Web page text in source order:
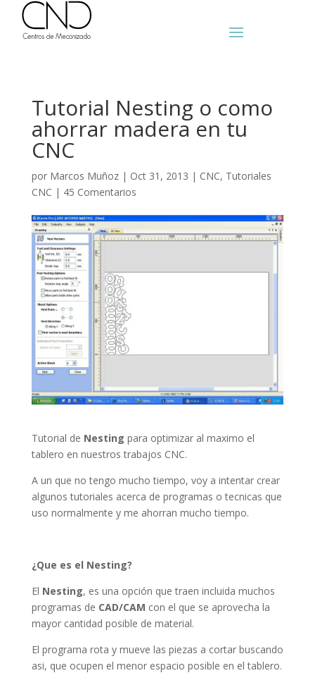
Tutorial Nesting o como
ahorrar madera en tu
CNC
por Marcos Muñoz| Oct 31, 2013 | CNC, Tutoriales
CNC | 45 Comentarios
Tutorial de Nesting para optimizar al maximo el
tablero en nuestros trabajos CNC.
A un que no tengo mucho tiempo, voy a intentar crear
algunos tutoriales acerca de programas o tecnicas que
uso normalmente y me ahorran mucho tiempo.
¿Que es el Nesting?
El Nesting, es una opción que traen incluida muchos
programas de CAD/CAM con el que se aprovecha la
mayor cantidad posible de material.
El programa rota y mueve las piezas a cortar buscando
asi, que ocupen el menor espacio posible en el tablero.